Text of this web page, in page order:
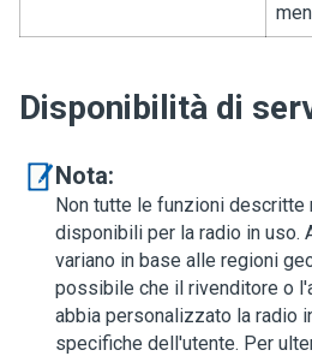
Disponibilità di
Nota:
Non tutte le funzioni descritte
disponibili per la radio in uso.
variano in base alle regioni
possibile che il rivenditore o
abbia personalizzato la radio
specifiche dell'utente. Per